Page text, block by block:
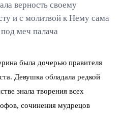
верность своему
и с молитвой к Нему сама
меч палача
была дочерью правителя
Девушка обладала редкой
знала творения всех
сочинения мудрецов